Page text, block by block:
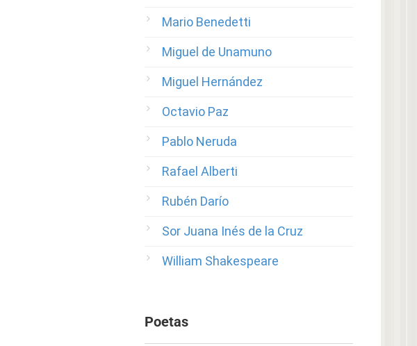
Mario Benedetti
Miguel de Unamuno
Miguel Hernández
Octavio Paz
Pablo Neruda
Rafael Alberti
Rubén Darío
Sor Juana Inés de la Cruz
William Shakespeare
Poetas